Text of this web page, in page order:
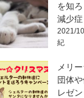
を知
減少症
2021/
紀
メリ
団体
レゼ